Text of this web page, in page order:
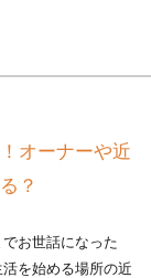
オーナーや近
？
お世話になった
を始める場所の近